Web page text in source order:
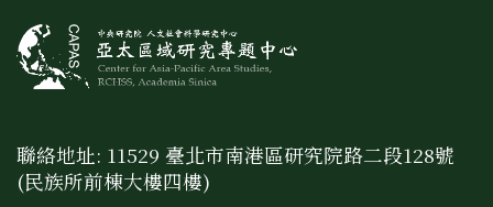
聯絡地址: 11529 臺北市南港區研究院路二段128號
(民族所前棟大樓四樓)